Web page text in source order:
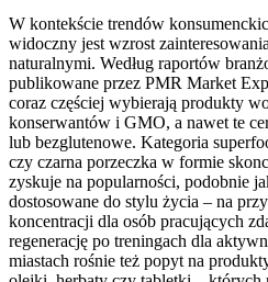
W kontekście trendów
widoczny jest wzrost
naturalnymi. Według raportów
publikowane przez PMR Market
coraz częściej wybierają produkty
konserwantów i GMO, a nawet te
lub bezglutenowe. Kategoria
czy czarna porzeczka w formie
zyskuje na popularności, podobnie
dostosowane do stylu życia – na
koncentracji dla osób pracujących
regenerację po treningach dla
miastach rośnie też popyt na